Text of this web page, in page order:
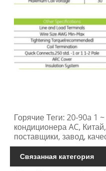
Горячие Теги: 20-90a 1
кондиционера AC,
поставщики, завод,
Связанная категория